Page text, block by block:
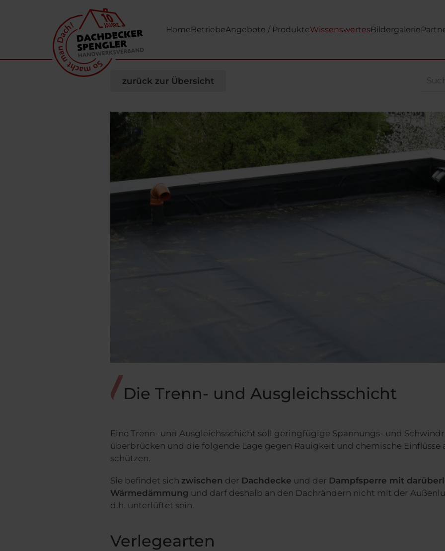
Zum Hauptinhalt springen HomeBetriebeAngebote / ProdukteWissenswertesBildergalerie
zurück zur Übersicht
Die Trenn- und Ausgleichsschicht
Eine Trenn- und Ausgleichsschicht soll geringfügige Spannungs- und
überbrücken und die folgende Lage gegen Rauigkeit und chemische Einflüsse
schützen.
Sie befindet sich zwischen der Dachdecke und der Dampfsperre mit
Wärmedämmung und darf deshalb an den Dachrändern nicht mit der
d.h. unterlüftet sein.
Verlegearten